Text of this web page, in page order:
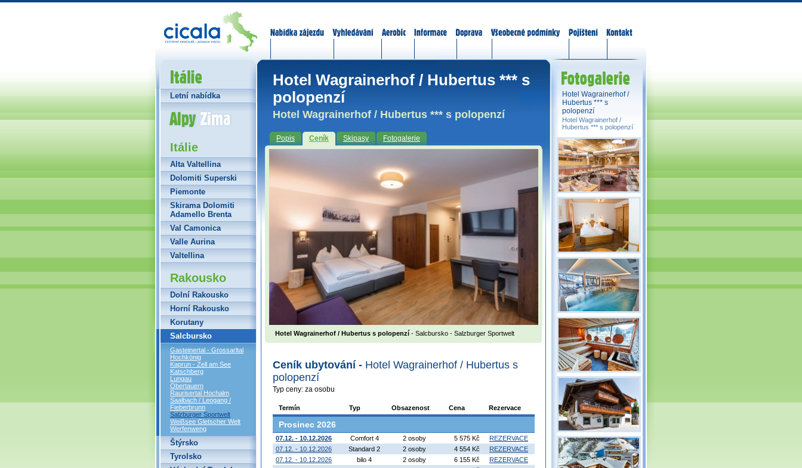
Hotel Wagrainerhof / Hubertus *** s
polopenzí
Hotel Wagrainerhof / Hubertus *** s polopenzí
Popis Ceník Skipasy Fotogalerie
Hotel Wagrainerhof / Hubertus s polopenzí - Salcbursko - Salzburger Sportwelt
Ceník ubytování - Hotel Wagrainerhof / Hubertus s
polopenzí
Typ ceny: za osobu
Termín Typ Obsazenost Cena Rezervace
Prosinec 2026
07.12. - 10.12.2026 Comfort 4 2 osoby 5 575 Kč
REZERVACE
07.12. - 10.12.2026
Standard 2 2 osoby 4 554 Kč
REZERVACE
07.12. - 10.12.2026
bilo 4 2 osoby 6 155 Kč
REZERVACE
Itálie
Letní nabídka
Alpy Zima
Itálie
Alta Valtellina
Dolomiti Superski
Piemonte
Skirama Dolomiti
Adamello Brenta
Val Camonica
Valle Aurina
Valtellina
Rakousko
Dolní Rakousko
Horní Rakousko
Korutany
Salcbursko
Gasteinertal - Grossarltal
Hochkönig
Kaprun - Zell am See
Katschberg
Lungau
Obertauern
Raurisertal Hochalm
Saalbach / Leogang /
Fieberbrunn
Salzburger Sportwelt
Weißsee Gletscher Welt
Werfenweng
Štýrsko
Tyrolsko
Hotel Wagrainerhof /
Hubertus *** s
polopenzí
Hotel Wagrainerhof /
Hubertus *** s polopenzí